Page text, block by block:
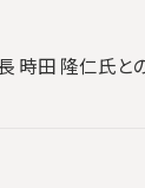
時田 隆仁氏